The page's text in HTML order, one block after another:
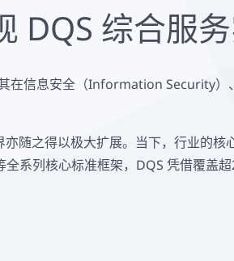
DQS 综合服
在信息安全（Information Security
随之得以极大扩展。当下，行业的核
全系列核心标准框架，DQS 凭借覆